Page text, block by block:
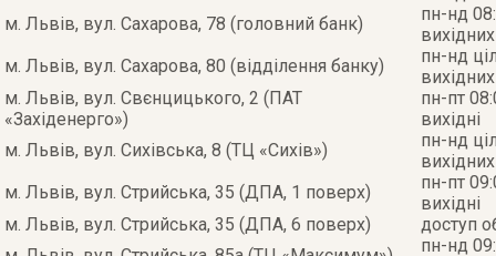
м. Львів, вул. Сахарова, 78 (головний банк)
пн-нд
вихідних
м. Львів, вул. Сахарова, 80 (відділення банку)
пн-нд
вихідних
м. Львів, вул. Свєнцицького, 2 (ПАТ
«Західенерго»)
пн-пт
вихідні
м. Львів, вул. Сихівська, 8 (ТЦ «Сихів»)
пн-нд
вихідних
м. Львів, вул. Стрийська, 35 (ДПА, 1 поверх)
пн-пт
вихідні
м. Львів, вул. Стрийська, 35 (ДПА, 6 поверх)
доступ
пн-нд